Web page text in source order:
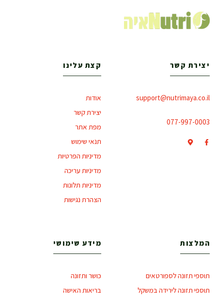
יצירת קשר
support@nutrimaya.co.il
077-997-0003
קצת עלינו
אודות
יצירת קשר
מפת אתר
תנאי שימוש
מדיניות הפרטיות
מדיניות עריכה
מדיניות תלונות
הצהרת נגישות
המלצות
תוספי תזונה לספורטאים
תוספי תזונה לירידה במשקל
מידע שימושי
כושר ותזונה
בריאות האישה